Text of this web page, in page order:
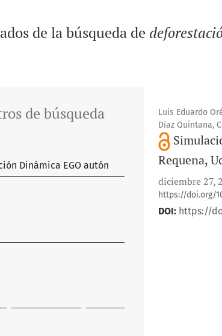
de la búsqueda de
Luis Eduardo
Díaz Quintana,
Requena,
diciembre 27,
https://doi.org/
DOI: https://
de búsqueda